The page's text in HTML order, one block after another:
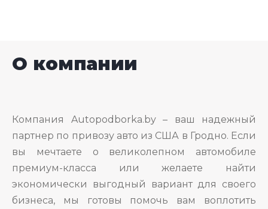
О компании
Компания Autopodborka.by – ваш надежный
партнер по привозу авто из США в Гродно. Если
вы мечтаете о великолепном автомобиле
премиум-класса или желаете найти
экономически выгодный вариант для своего
бизнеса, мы готовы помочь вам воплотить